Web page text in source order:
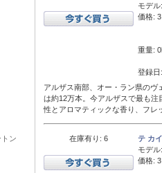
ン
モデル:
価格:
重量:
登録
アルザス南部、オー・ラン県の
は約12万本。今アルザスで最も
性とアロマティックな香り、フレ
在庫有り: 6
テ カ
モデル:
価格: